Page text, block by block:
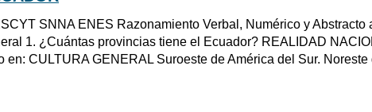
SNNA ENES Razonamiento Verbal, Numérico y Abstracto
1. ¿Cuántas provincias tiene el Ecuador? REALIDAD
en: CULTURA GENERAL Suroeste de América del Sur. Noreste